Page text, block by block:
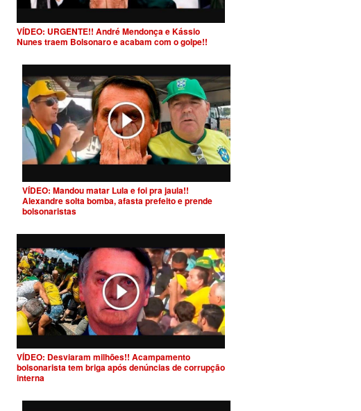
VÍDEO: URGENTE!! André Mendonça e Kássio
Nunes traem Bolsonaro e acabam com o golpe!!
VÍDEO: Mandou matar Lula e foi pra jaula!!
Alexandre solta bomba, afasta prefeito e prende
bolsonaristas
VÍDEO: Desviaram milhões!! Acampamento
bolsonarista tem briga após denúncias de corrupção
interna